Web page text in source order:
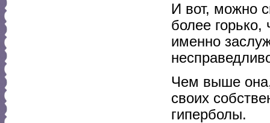
И вот, можно
более горько,
именно
Чем выше
своих
гиперболы.